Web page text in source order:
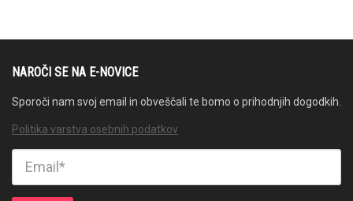
NAROČI SE NA E-NOVICE
Sporoči nam svoj email in obveščali te bomo o prihodnjih dogodkih.
Politika varstva osebnih podatkov